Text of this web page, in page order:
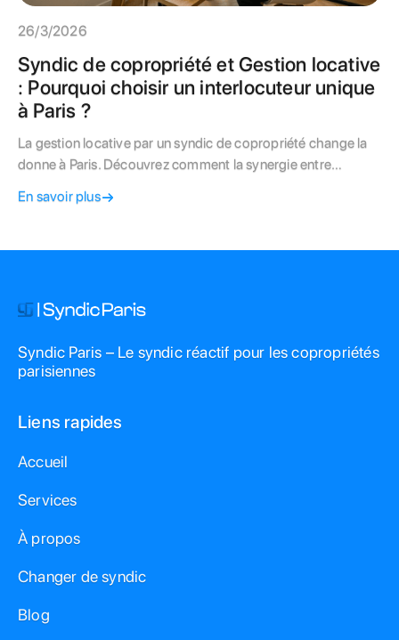
26/3/2026
Syndic de copropriété et Gestion locative
: Pourquoi choisir un interlocuteur unique
à Paris ?
La gestion locative par un syndic de copropriété change la
donne à Paris. Découvrez comment la synergie entre
votre investissement et simplifie votre vie de propriétaire.
En savoir plus
Syndic Paris – Le syndic réactif pour les copropriétés
parisiennes
Liens rapides
Accueil
Services
À propos
Changer de syndic
Blog